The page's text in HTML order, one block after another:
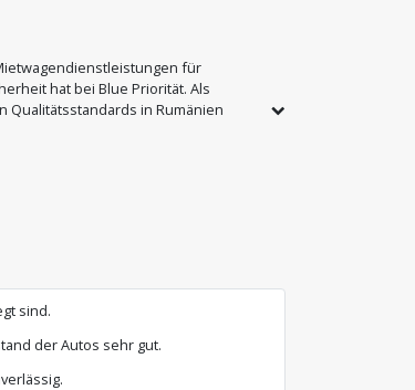
für
hat bei Blue Priorität. Als
in Rumänien
sind.
der Autos sehr gut.